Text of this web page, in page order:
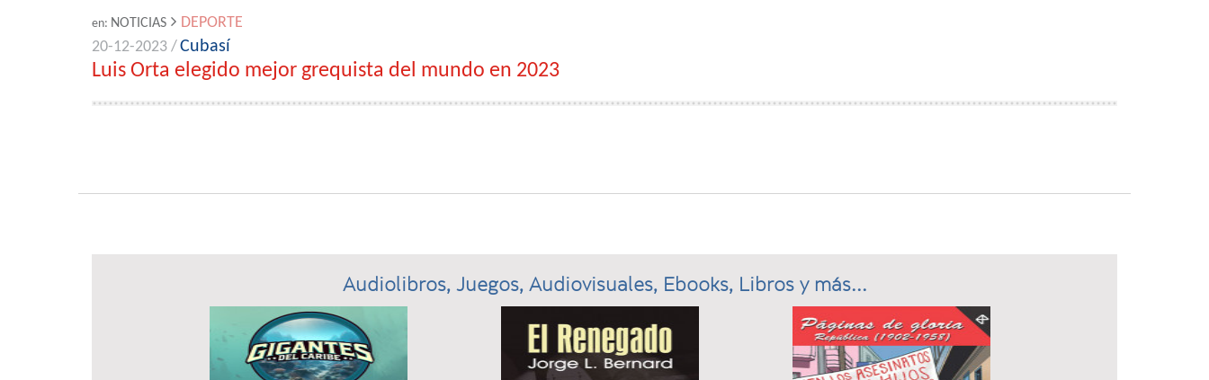
en: NOTICIAS
DEPORTE
20-12-2023 /Cubasí
Luis Orta elegido mejor grequista del mundo en 2023
Audiolibros, Juegos, Audiovisuales, Ebooks, Libros y más...